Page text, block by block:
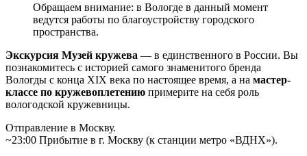
Обращаем внимание: в Вологде в данный момент
ведутся работы по благоустройству городского
пространства.
Экскурсия Музей кружева — в единственного в России. Вы
познакомитесь с историей самого знаменитого бренда
Вологды с конца XIX века по настоящее время, а на мастер-
классе по кружевоплетению примерите на себя роль
вологодской кружевницы.
Отправление в Москву.
~23:00 Прибытие в г. Москву (к станции метро «ВДНХ»).